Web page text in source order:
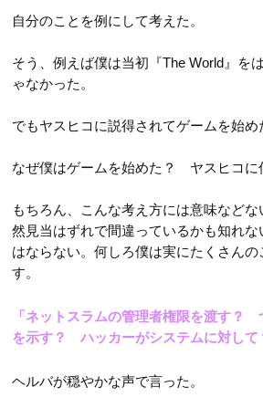
自分のことを例にして考えた。
そう、例えば僕は当初『The World』を
ゃなかった。
でもヤスヒコに説得されてゲームを始め
なぜ僕はゲームを始めた？ ヤスヒコに
もちろん、こんな考え方には意味など
然見当はずれで間違っているかも知れな
はならない。何しろ僕は実にたくさん
す。
「ネットスラムの管理者権限を渡す
を示す？ ハッカーがシステムに対して
ヘルバが穏やかな声で言った。